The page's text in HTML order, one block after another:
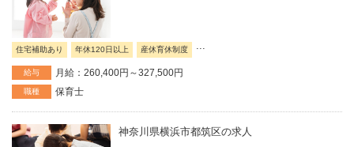
住宅補助あり 年休120日以上 産休育休制度
給与 月給：260,400円～327,500円
職種 保育士
神奈川県横浜市都筑区の求人